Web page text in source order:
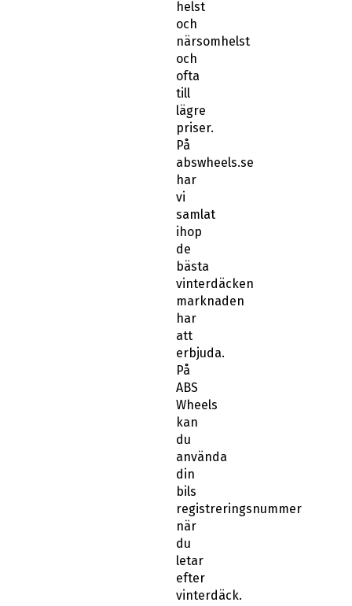
och
närsomhelst
och
ofta
till
lägre
priser.
På
abswheels.se
har
vi
samlat
ihop
de
bästa
vinterdäcken
marknaden
har
att
erbjuda.
På
ABS
Wheels
kan
du
använda
din
bils
registreringsnummer
när
du
letar
efter
vinterdäck.
När